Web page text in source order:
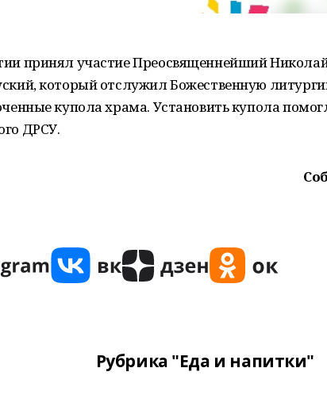
принял участие Преосвященнейший
который отслужил Божественную
купола храма. Установить купола
ДРСУ.
Рубрика "Еда и напитки"